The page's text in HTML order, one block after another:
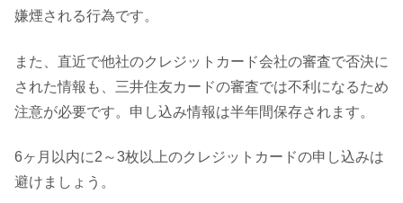
嫌煙される行為です。
また、直近で他社のクレジットカード会社の審査で否決に
された情報も、三井住友カードの審査では不利になるため
注意が必要です。申し込み情報は半年間保存されます。
6ヶ月以内に2～3枚以上のクレジットカードの申し込みは
避けましょう。